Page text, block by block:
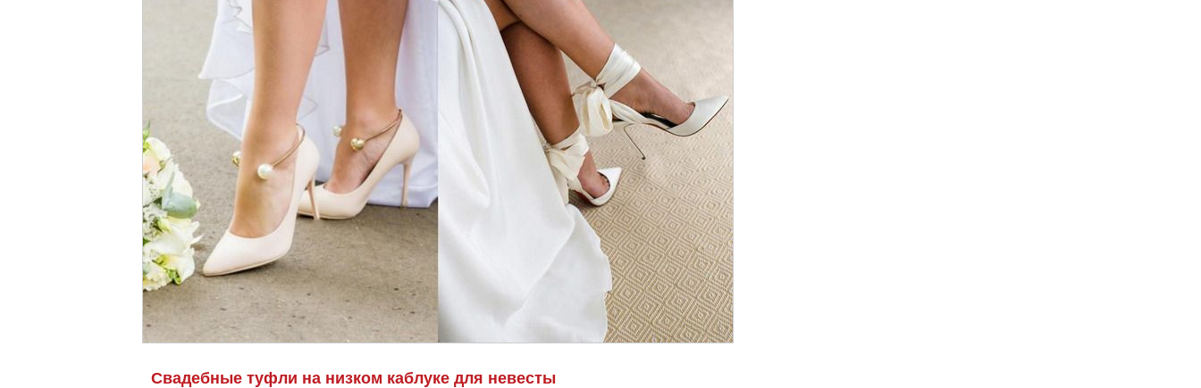
Свадебные туфли на низком каблуке для невесты